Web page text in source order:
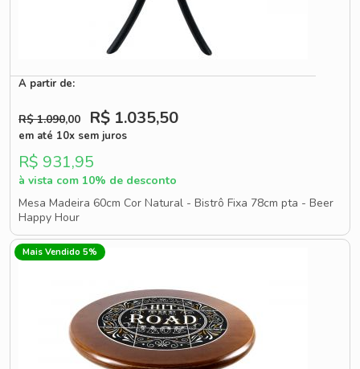
A partir de:
R$ 1.090,00 R$ 1.035,50
em até 10x sem juros
R$ 931,95
à vista com 10% de desconto
Mesa Madeira 60cm Cor Natural - Bistrô Fixa 78cm pta - Beer
Happy Hour
Mais Vendido 5%